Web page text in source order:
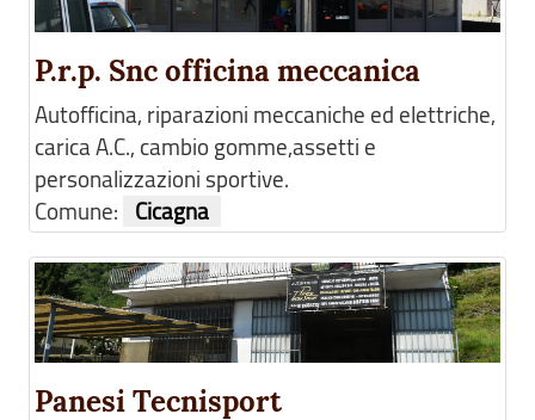
P.r.p. Snc officina meccanica
Autofficina, riparazioni meccaniche ed elettriche,
carica A.C., cambio gomme,assetti e
personalizzazioni sportive.
Comune:
Cicagna
Panesi Tecnisport